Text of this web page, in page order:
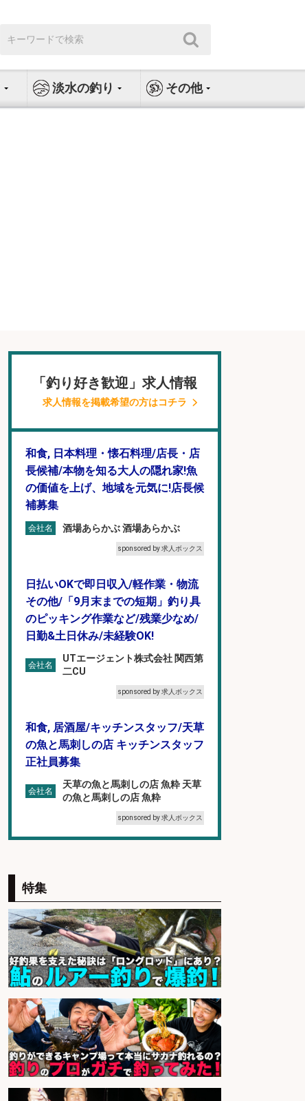
索:
淡水の釣り その他
「釣り好き歓迎」求人情報
求人情報を掲載希望の方はコチラ
和食, 日本料理・懐石料理/店長・店
長候補/本物を知る大人の隠れ家!魚
の価値を上げ、地域を元気に!店長候
補募集
会社名 酒場あらかぶ 酒場あらかぶ
sponsored by 求人ボックス
日払いOKで即日収入/軽作業・物流
その他/「9月末までの短期」釣り具
のピッキング作業など/残業少なめ/
日勤&土日休み/未経験OK!
会社名
UTエージェント株式会社 関西第
二CU
sponsored by 求人ボックス
和食, 居酒屋/キッチンスタッフ/天草
の魚と馬刺しの店 キッチンスタッフ
正社員募集
会社名
天草の魚と馬刺しの店 魚粋 天草
の魚と馬刺しの店 魚粋
sponsored by 求人ボックス
小野駅から徒歩6分/「時給1,300
円」/大型連休あり×残業なし×土日
祝休み/滋賀県
会社名 株式会社ホットスタッフ滋賀
sponsored by 求人ボックス
和食, 日本料理・懐石料理/店長・店
長候補/旬と手作りにこだわる!さか
なの価値を上げ、地域を元気に!店長
候補募集
会社名 博多 華吉 博多 華吉
sponsored by 求人ボックス
特集